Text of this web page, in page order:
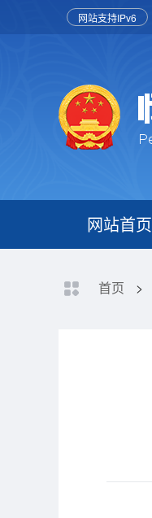
网站支持IPv6
网站首页
首页 >